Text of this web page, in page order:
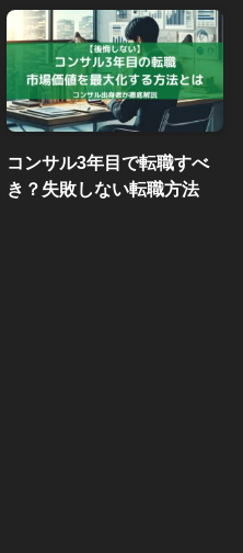
コンサル3年目で転職すべ
き？失敗しない転職方法